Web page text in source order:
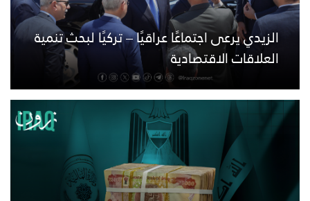
الزيدي يرعى اجتماعًا عراقيًا – تركيًا لبحث تنمية
العلاقات الاقتصادية